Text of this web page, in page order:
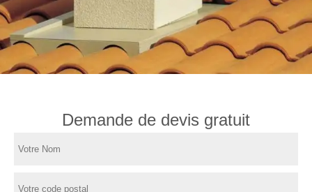
Demande de devis gratuit